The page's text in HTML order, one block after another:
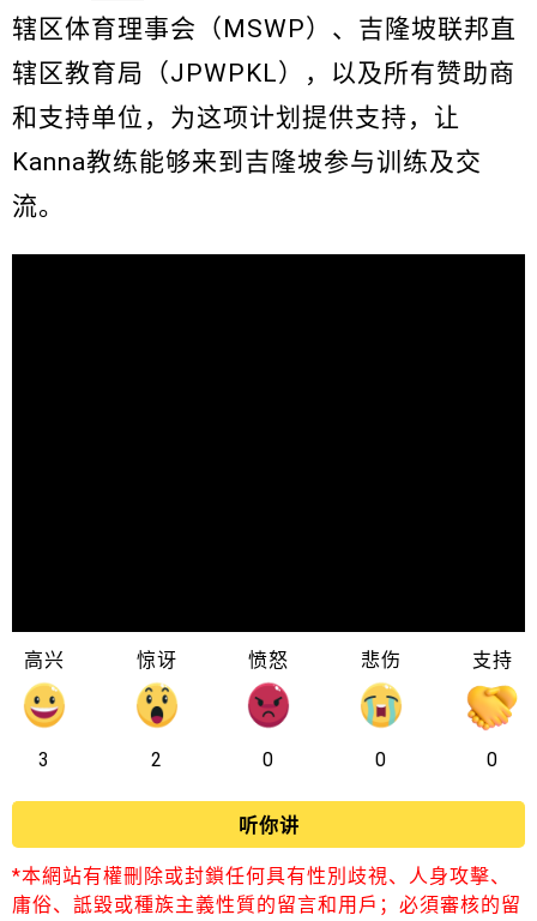
辖区体育理事会（MSWP）、吉隆坡联邦直
辖区教育局（JPWPKL），以及所有赞助商
和支持单位，为这项计划提供支持，让
Kanna教练能够来到吉隆坡参与训练及交
流。
高兴
3
惊讶
2
愤怒
0
悲伤
0
支持
0
听你讲
*本網站有權刪除或封鎖任何具有性別歧視、人身攻擊、
庸俗、詆毀或種族主義性質的留言和用戶；必須審核的留